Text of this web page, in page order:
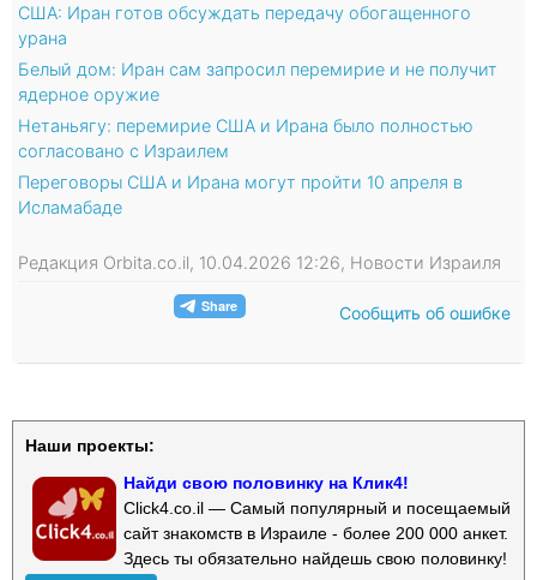
США: Иран готов обсуждать передачу обогащенного
урана
Белый дом: Иран сам запросил перемирие и не получит
ядерное оружие
Нетаньягу: перемирие США и Ирана было полностью
согласовано с Израилем
Переговоры США и Ирана могут пройти 10 апреля в
Исламабаде
Редакция Orbita.co.il, 10.04.2026 12:26, Новости Израиля
Сообщить об ошибке
Наши проекты:
Найди свою половинку на Клик4!
Click4.co.il — Самый популярный и посещаемый
сайт знакомств в Израиле - более 200 000 анкет.
Здесь ты обязательно найдешь свою половинку!